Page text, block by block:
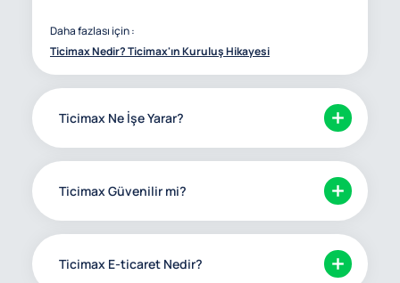
Daha fazlası için :
Ticimax Nedir? Ticimax'ın Kuruluş Hikayesi
Ticimax Ne İşe Yarar?
Ticimax Güvenilir mi?
Ticimax E-ticaret Nedir?